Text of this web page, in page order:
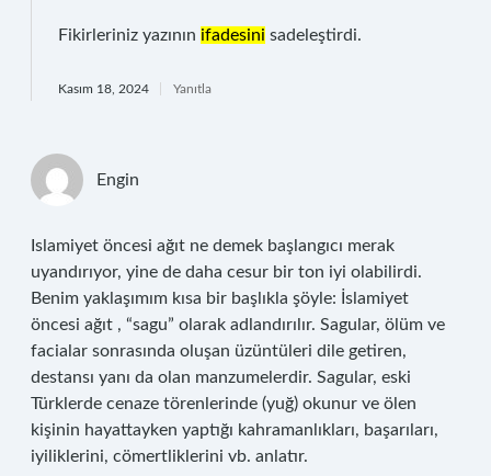
Fikirleriniz yazının ifadesini sadeleştirdi.
Kasım 18, 2024 Yanıtla
Engin
Islamiyet öncesi ağıt ne demek başlangıcı merak
uyandırıyor, yine de daha cesur bir ton iyi olabilirdi.
Benim yaklaşımım kısa bir başlıkla şöyle: İslamiyet
öncesi ağıt , “sagu” olarak adlandırılır. Sagular, ölüm ve
facialar sonrasında oluşan üzüntüleri dile getiren,
destansı yanı da olan manzumelerdir. Sagular, eski
Türklerde cenaze törenlerinde (yuğ) okunur ve ölen
kişinin hayattayken yaptığı kahramanlıkları, başarıları,
iyiliklerini, cömertliklerini vb. anlatır.